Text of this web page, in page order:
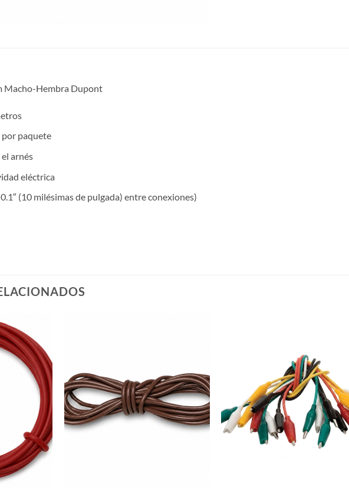
Macho-Hembra Dupont
por paquete
arnés
eléctrica
(10 milésimas de pulgada) entre conexiones)